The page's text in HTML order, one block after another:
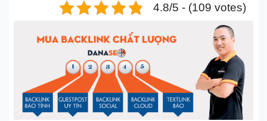
4.8/5 - (109 votes)